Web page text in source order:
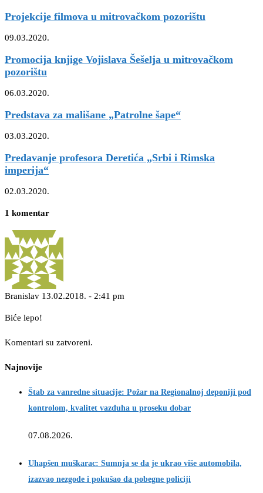
Projekcije filmova u mitrovačkom pozorištu
09.03.2020.
Promocija knjige Vojislava Šešelja u mitrovačkom
pozorištu
06.03.2020.
Predstava za mališane „Patrolne šape“
03.03.2020.
Predavanje profesora Deretića „Srbi i Rimska
imperija“
02.03.2020.
1 komentar
Branislav 13.02.2018. - 2:41 pm
Biće lepo!
Komentari su zatvoreni.
Najnovije
Štab za vanredne situacije: Požar na Regionalnoj deponiji pod
kontrolom, kvalitet vazduha u proseku dobar
07.08.2026.
Uhapšen muškarac: Sumnja se da je ukrao više automobila,
izazvao nezgode i pokušao da pobegne policiji